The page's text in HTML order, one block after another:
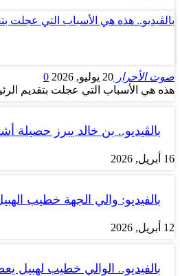
بالڤيديو.. هذه هي الأسباب التي عجلت
صوت الأحرار 20 يوليو, 2026
0
هذه هي الأسباب التي عجلت بتقديم
بالڤيديو.. بن خالد يبرز حصيلة أشغال سنة 2025 لغرفة
16 أبريل, 2026
بالفيديو: والي الجهة خطيب
12 أبريل, 2026
بالفيديو.. الوالي خطيب لهبيل